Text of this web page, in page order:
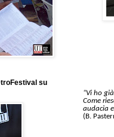
“Vi ho
Come
audacia
(B.
su